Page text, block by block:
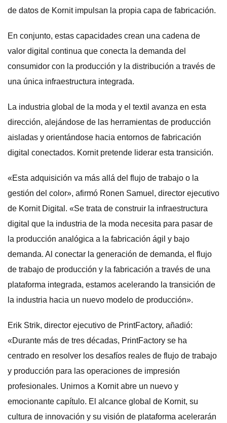
de datos de Kornit impulsan la propia capa de fabricación.
En conjunto, estas capacidades crean una cadena de
valor digital continua que conecta la demanda del
consumidor con la producción y la distribución a través de
una única infraestructura integrada.
La industria global de la moda y el textil avanza en esta
dirección, alejándose de las herramientas de producción
aisladas y orientándose hacia entornos de fabricación
digital conectados. Kornit pretende liderar esta transición.
«Esta adquisición va más allá del flujo de trabajo o la
gestión del color», afirmó Ronen Samuel, director ejecutivo
de Kornit Digital. «Se trata de construir la infraestructura
digital que la industria de la moda necesita para pasar de
la producción analógica a la fabricación ágil y bajo
demanda. Al conectar la generación de demanda, el flujo
de trabajo de producción y la fabricación a través de una
plataforma integrada, estamos acelerando la transición de
la industria hacia un nuevo modelo de producción».
Erik Strik, director ejecutivo de PrintFactory, añadió:
«Durante más de tres décadas, PrintFactory se ha
centrado en resolver los desafíos reales de flujo de trabajo
y producción para las operaciones de impresión
profesionales. Unirnos a Kornit abre un nuevo y
emocionante capítulo. El alcance global de Kornit, su
cultura de innovación y su visión de plataforma acelerarán